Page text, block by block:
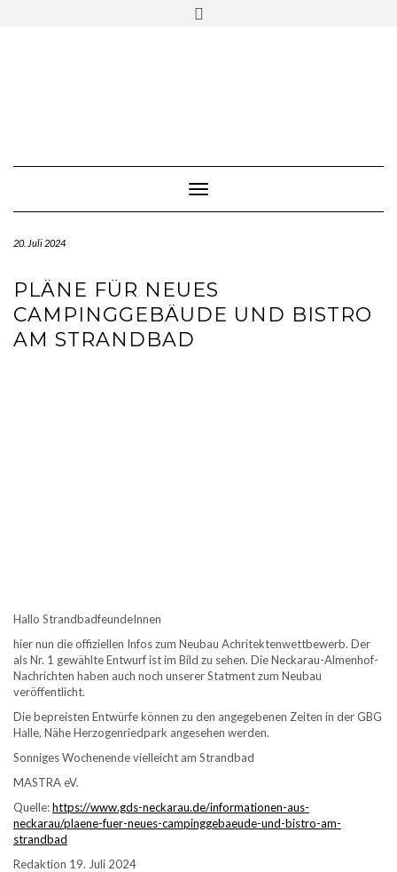
Toggle Navigation
20. Juli 2024
PLÄNE FÜR NEUES
CAMPINGGEBÄUDE UND BISTRO
AM STRANDBAD
Hallo StrandbadfeundeInnen
hier nun die offiziellen Infos zum Neubau Achritektenwettbewerb. Der
als Nr. 1 gewählte Entwurf ist im Bild zu sehen. Die Neckarau-Almenhof-
Nachrichten haben auch noch unserer Statment zum Neubau
veröffentlicht.
Die bepreisten Entwürfe können zu den angegebenen Zeiten in der GBG
Halle, Nähe Herzogenriedpark angesehen werden.
Sonniges Wochenende vielleicht am Strandbad
MASTRA eV.
Quelle:https://www.gds-neckarau.de/informationen-aus-
neckarau/plaene-fuer-neues-campinggebaeude-und-bistro-am-
strandbad
Redaktion 19. Juli 2024